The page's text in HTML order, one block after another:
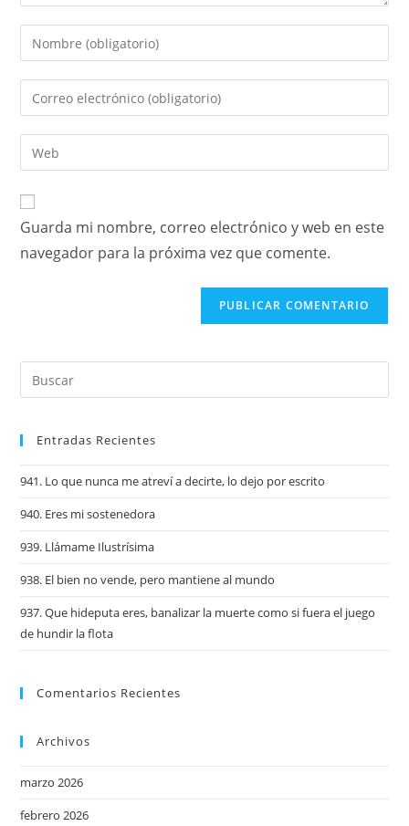
Guarda mi nombre, correo electrónico y web en este
navegador para la próxima vez que comente.
Entradas Recientes
941. Lo que nunca me atreví a decirte, lo dejo por escrito
940. Eres mi sostenedora
939. Llámame Ilustrísima
938. El bien no vende, pero mantiene al mundo
937. Que hideputa eres, banalizar la muerte como si fuera el juego
de hundir la flota
Comentarios Recientes
Archivos
marzo 2026
febrero 2026